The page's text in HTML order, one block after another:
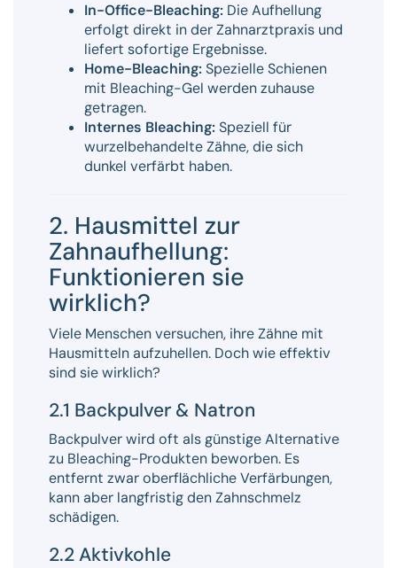
In-Office-Bleaching: Die Aufhellung
erfolgt direkt in der Zahnarztpraxis und
liefert sofortige Ergebnisse.
Home-Bleaching: Spezielle Schienen
mit Bleaching-Gel werden zuhause
getragen.
Internes Bleaching: Speziell für
wurzelbehandelte Zähne, die sich
dunkel verfärbt haben.
2. Hausmittel zur
Zahnaufhellung:
Funktionieren sie
wirklich?
Viele Menschen versuchen, ihre Zähne mit
Hausmitteln aufzuhellen. Doch wie effektiv
sind sie wirklich?
2.1 Backpulver & Natron
Backpulver wird oft als günstige Alternative
zu Bleaching-Produkten beworben. Es
entfernt zwar oberflächliche Verfärbungen,
kann aber langfristig den Zahnschmelz
schädigen.
2.2 Aktivkohle